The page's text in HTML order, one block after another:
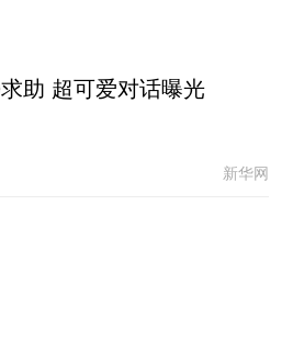
助 超可爱对话曝光
新华网